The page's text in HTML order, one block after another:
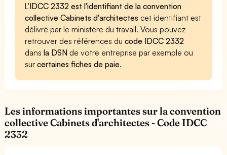
L'IDCC 2332 est l'identifiant de la convention
collective Cabinets d'architectes cet identifiant est
délivré par le ministère du travail. Vous pouvez
retrouver des références ducode IDCC 2332
dansla DSN de votre entreprise par exemple ou
surcertaines fiches de paie.
Les informations importantes sur la convention
collective Cabinets d'architectes - Code IDCC
2332